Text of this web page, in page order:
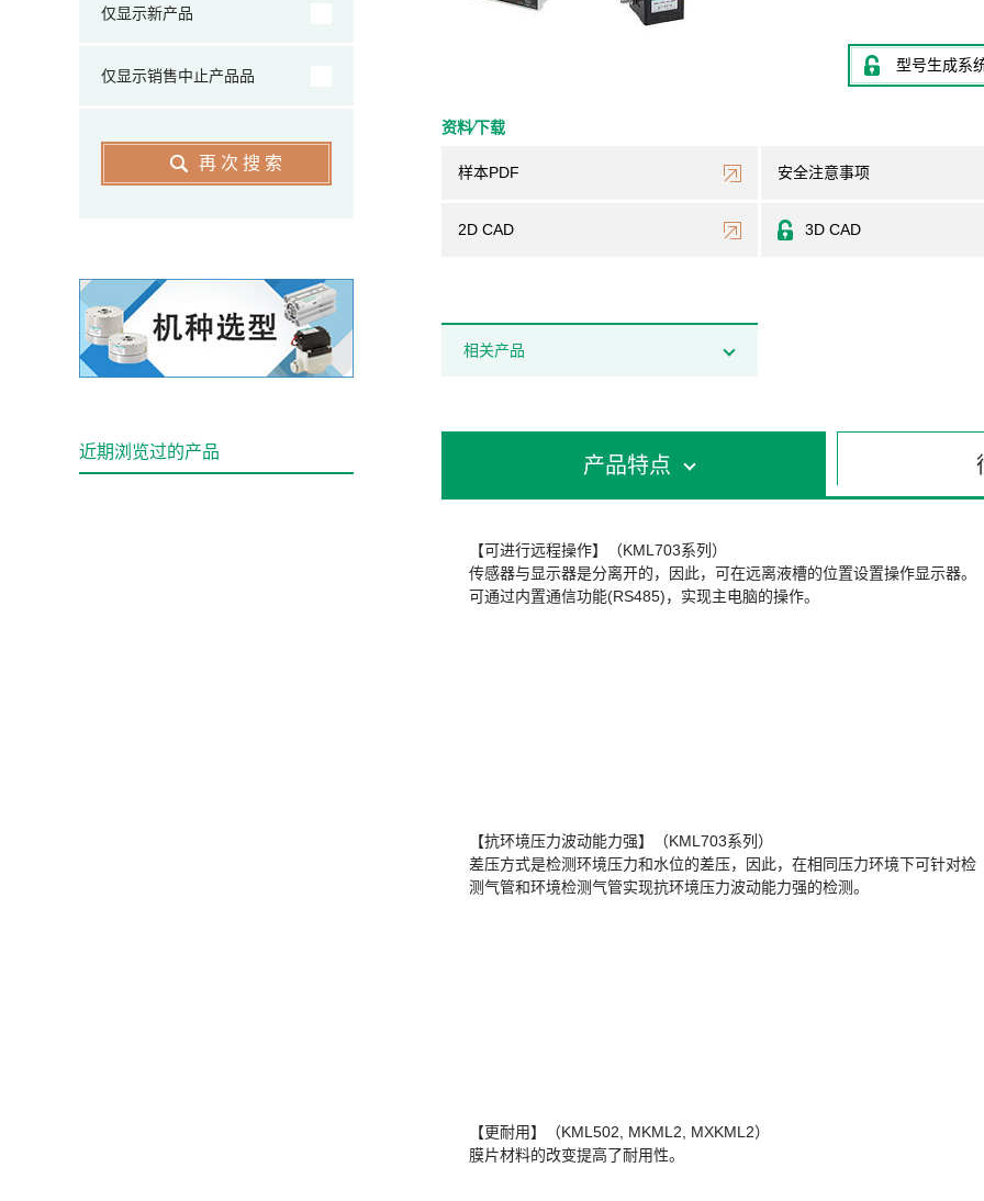
型号生成系
资料⁄下载
样本PDF 安全注意事项
2D CAD 3D CAD
相关产品
产品特点
【可进行远程操作】（KML703系列）
传感器与显示器是分离开的，因此，可在远离液槽的位置设置操作显示器。
可通过内置通信功能(RS485)，实现主电脑的操作。
【抗环境压力波动能力强】（KML703系列）
差压方式是检测环境压力和水位的差压，因此，在相同压力环境下可针对检
测气管和环境检测气管实现抗环境压力波动能力强的检测。
【更耐用】（KML502, MKML2, MXKML2）
膜片材料的改变提高了耐用性。
仅显示新产品
仅显示销售中止产品品
再次搜索
近期浏览过的产品